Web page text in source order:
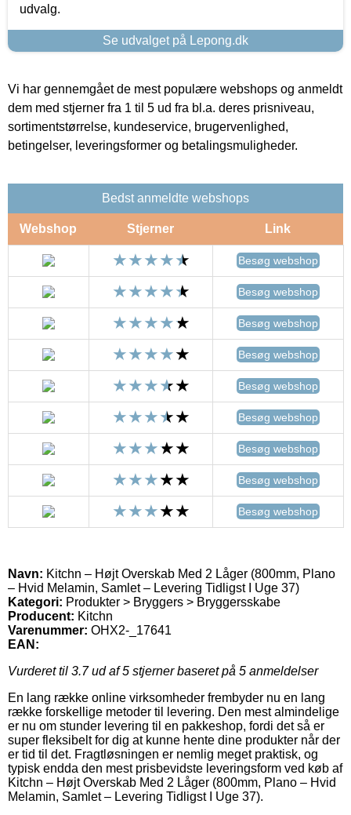
udvalg.
Se udvalget på Lepong.dk
Vi har gennemgået de mest populære webshops og anmeldt
dem med stjerner fra 1 til 5 ud fra bl.a. deres prisniveau,
sortimentstørrelse, kundeservice, brugervenlighed,
betingelser, leveringsformer og betalingsmuligheder.
Bedst anmeldte webshops
Webshop Stjerner Link
Besøg webshop
Besøg webshop
Besøg webshop
Besøg webshop
Besøg webshop
Besøg webshop
Besøg webshop
Besøg webshop
Besøg webshop
Navn: Kitchn – Højt Overskab Med 2 Låger (800mm, Plano
– Hvid Melamin, Samlet – Levering Tidligst I Uge 37)
Kategori: Produkter > Bryggers > Bryggersskabe
Producent: Kitchn
Varenummer: OHX2-_17641
EAN:
Vurderet til 3.7ud af 5 stjerner baseret på 5 anmeldelser
En lang række online virksomheder frembyder nu en lang
række forskellige metoder til levering. Den mest almindelige
er nu om stunder levering til en pakkeshop, fordi det så er
super fleksibelt for dig at kunne hente dine produkter når der
er tid til det. Fragtløsningen er nemlig meget praktisk, og
typisk endda den mest prisbevidste leveringsform ved køb af
Kitchn – Højt Overskab Med 2 Låger (800mm, Plano – Hvid
Melamin, Samlet – Levering Tidligst I Uge 37).